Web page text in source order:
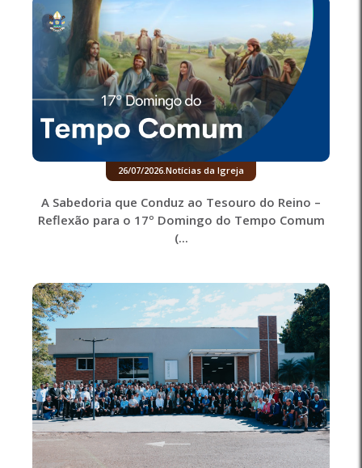
26/07/2026.Notícias da Igreja
A Sabedoria que Conduz ao Tesouro do Reino –
Reflexão para o 17º Domingo do Tempo Comum
(...